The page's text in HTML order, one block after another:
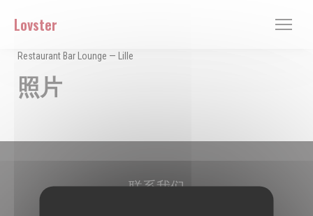
Lovster
Restaurant Bar Lounge — Lille
照片
联系我们